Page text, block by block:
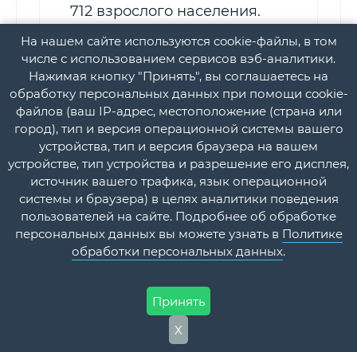
712 взрослого населения.
Абрамовская Е.Ю.
понедельник
среда
13:30,
Запись в регистратуре
На нашем сайте используются cookie-файлы, в том
числе с использованием сервисов вэб-аналитики.
Нажимая кнопку "Принять", вы соглашаетесь на
обработку персональных данных при помощи cookie-
файлов (ваш IP-адрес, местоположение (страна или
город), тип и версия операционной системы вашего
устройства, тип и версия браузера на вашем
устройстве, тип устройства и разрешение его дисплея,
источник вашего трафика, язык операционной
системы и браузера) в целях аналитики поведения
пользователей на сайте. Подробнее об обработке
персональных данных вы можете узнать в Политике
обработки персональных данных
Принять
Х